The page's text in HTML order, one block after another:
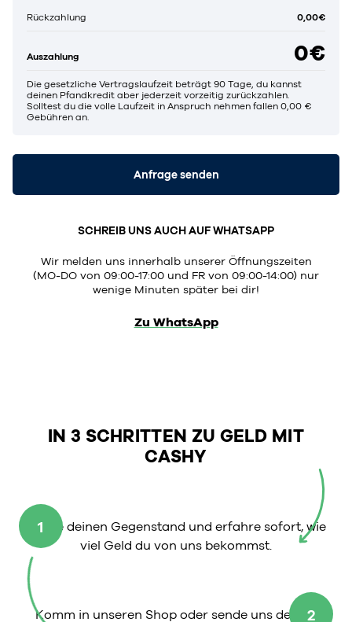
Rückzahlung 0,00€
Auszahlung 0€
Die gesetzliche Vertragslaufzeit beträgt 90 Tage, du kannst
deinen Pfandkredit aber jederzeit vorzeitig zurückzahlen.
Solltest du die volle Laufzeit in Anspruch nehmen fallen 0,00 €
Gebühren an.
Anfrage senden
SCHREIB UNS AUCH AUF WHATSAPP
Wir melden uns innerhalb unserer Öffnungszeiten
(MO-DO von 09:00-17:00 und FR von 09:00-14:00) nur
wenige Minuten später bei dir!
Zu WhatsApp
IN 3 SCHRITTEN ZU GELD MIT
CASHY
1
Wähle deinen Gegenstand und erfahre sofort, wie
viel Geld du von uns bekommst.
2
Komm in unseren Shop oder sende uns deinen